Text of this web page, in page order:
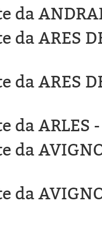
da
da ARES
da ARES
da ARLES
da
da